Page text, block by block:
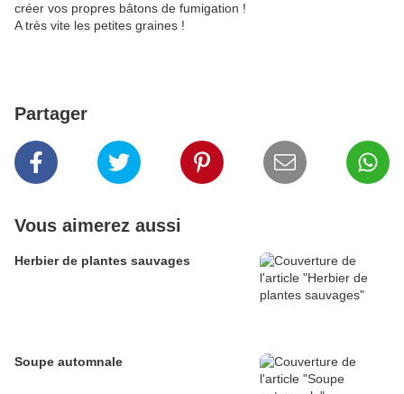
créer vos propres bâtons de fumigation !
A très vite les petites graines !
Partager
Vous aimerez aussi
Herbier de plantes sauvages
Soupe automnale